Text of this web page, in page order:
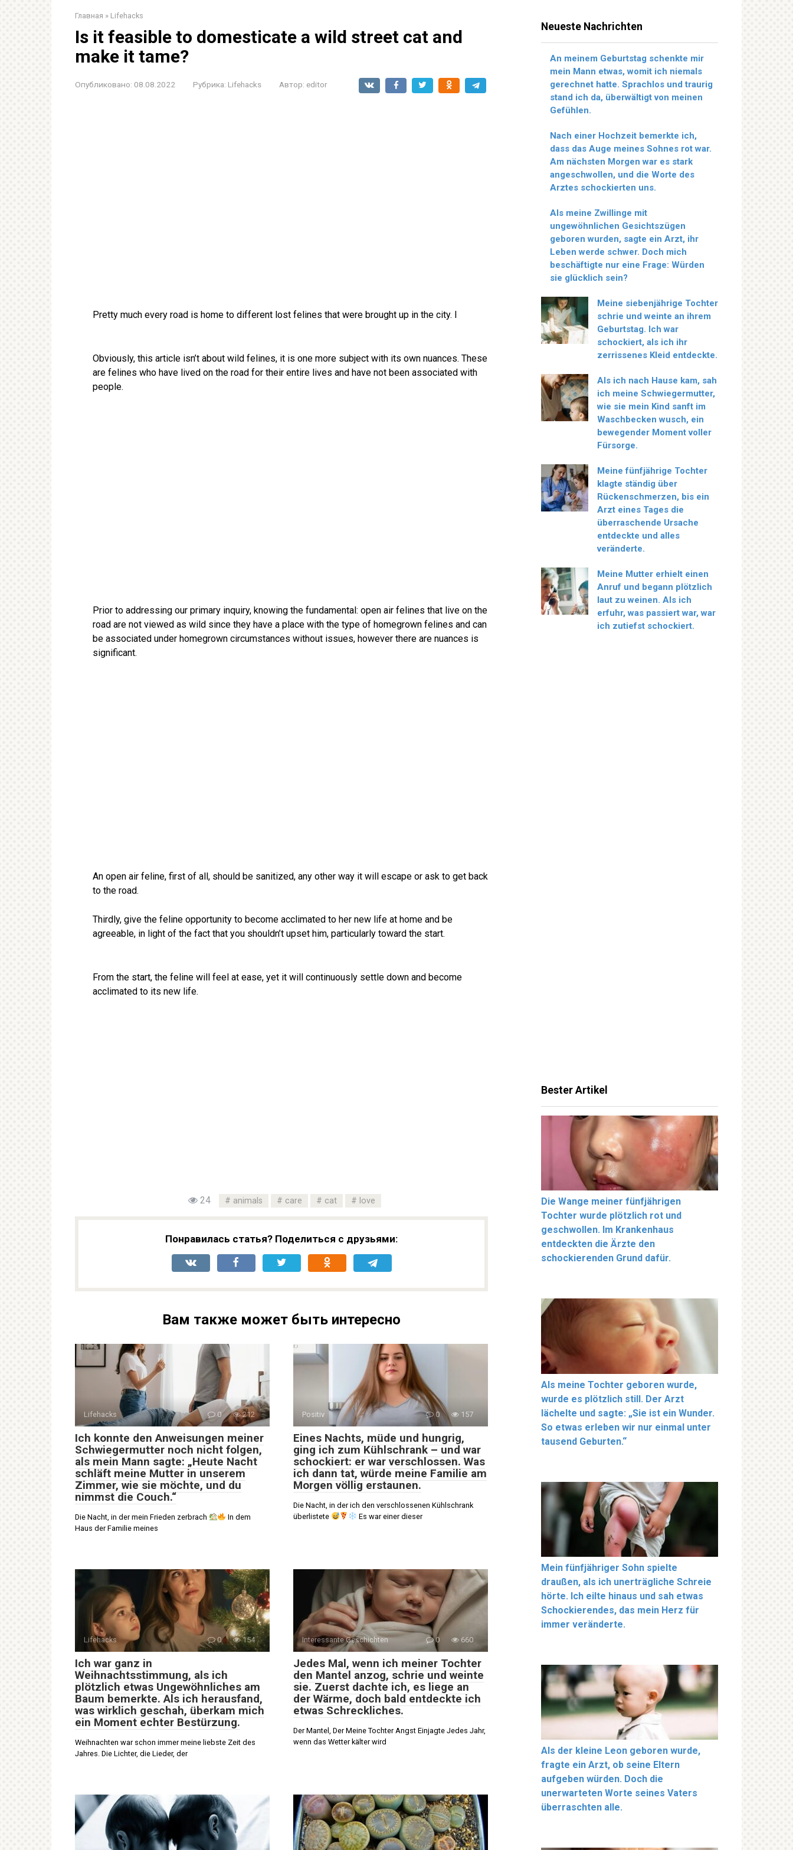
Главная » Lifehacks
Is it feasible to domesticate a wild street cat and
make it tame?
Опубликовано: 08.08.2022 Рубрика: Lifehacks Автор: editor
Pretty much every road is home to different lost felines that were brought up in the city. I
Obviously, this article isn’t about wild felines, it is one more subject with its own nuances. These
are felines who have lived on the road for their entire lives and have not been associated with
people.
Prior to addressing our primary inquiry, knowing the fundamental: open air felines that live on the
road are not viewed as wild since they have a place with the type of homegrown felines and can
be associated under homegrown circumstances without issues, however there are nuances is
significant.
An open air feline, first of all, should be sanitized, any other way it will escape or ask to get back
to the road.
Thirdly, give the feline opportunity to become acclimated to her new life at home and be
agreeable, in light of the fact that you shouldn’t upset him, particularly toward the start.
From the start, the feline will feel at ease, yet it will continuously settle down and become
acclimated to its new life.
24 animals care cat love
Понравилась статья? Поделиться с друзьями:
Вам также может быть интересно
Lifehacks 0 212
Ich konnte den Anweisungen meiner
Schwiegermutter noch nicht folgen,
als mein Mann sagte: „Heute Nacht
schläft meine Mutter in unserem
Zimmer, wie sie möchte, und du
nimmst die Couch.“
Die Nacht, in der mein Frieden zerbrach
In dem
Haus der Familie meines
Positiv 0 157
Eines Nachts, müde und hungrig,
ging ich zum Kühlschrank – und war
schockiert: er war verschlossen. Was
ich dann tat, würde meine Familie am
Morgen völlig erstaunen.
Die Nacht, in der ich den verschlossenen Kühlschrank
überlistete
Es war einer dieser
Lifehacks 0 154
Ich war ganz in
Weihnachtsstimmung, als ich
plötzlich etwas Ungewöhnliches am
Baum bemerkte. Als ich herausfand,
was wirklich geschah, überkam mich
ein Moment echter Bestürzung.
Weihnachten war schon immer meine liebste Zeit des
Jahres. Die Lichter, die Lieder, der
Interessante Geschichten 0 660
Jedes Mal, wenn ich meiner Tochter
den Mantel anzog, schrie und weinte
sie. Zuerst dachte ich, es liege an
der Wärme, doch bald entdeckte ich
etwas Schreckliches.
Der Mantel, Der Meine Tochter Angst Einjagte Jedes Jahr,
wenn das Wetter kälter wird
Neueste Nachrichten
An meinem Geburtstag schenkte mir
mein Mann etwas, womit ich niemals
gerechnet hatte. Sprachlos und traurig
stand ich da, überwältigt von meinen
Gefühlen.
Nach einer Hochzeit bemerkte ich,
dass das Auge meines Sohnes rot war.
Am nächsten Morgen war es stark
angeschwollen, und die Worte des
Arztes schockierten uns.
Als meine Zwillinge mit
ungewöhnlichen Gesichtszügen
geboren wurden, sagte ein Arzt, ihr
Leben werde schwer. Doch mich
beschäftigte nur eine Frage: Würden
sie glücklich sein?
Meine siebenjährige Tochter
schrie und weinte an ihrem
Geburtstag. Ich war
schockiert, als ich ihr
zerrissenes Kleid entdeckte.
Als ich nach Hause kam, sah
ich meine Schwiegermutter,
wie sie mein Kind sanft im
Waschbecken wusch, ein
bewegender Moment voller
Fürsorge.
Meine fünfjährige Tochter
klagte ständig über
Rückenschmerzen, bis ein
Arzt eines Tages die
überraschende Ursache
entdeckte und alles
veränderte.
Meine Mutter erhielt einen
Anruf und begann plötzlich
laut zu weinen. Als ich
erfuhr, was passiert war, war
ich zutiefst schockiert.
Bester Artikel
Die Wange meiner fünfjährigen
Tochter wurde plötzlich rot und
geschwollen. Im Krankenhaus
entdeckten die Ärzte den
schockierenden Grund dafür.
Als meine Tochter geboren wurde,
wurde es plötzlich still. Der Arzt
lächelte und sagte: „Sie ist ein Wunder.
So etwas erleben wir nur einmal unter
tausend Geburten.“
Mein fünfjähriger Sohn spielte
draußen, als ich unerträgliche Schreie
hörte. Ich eilte hinaus und sah etwas
Schockierendes, das mein Herz für
immer veränderte.
Als der kleine Leon geboren wurde,
fragte ein Arzt, ob seine Eltern
aufgeben würden. Doch die
unerwarteten Worte seines Vaters
überraschten alle.